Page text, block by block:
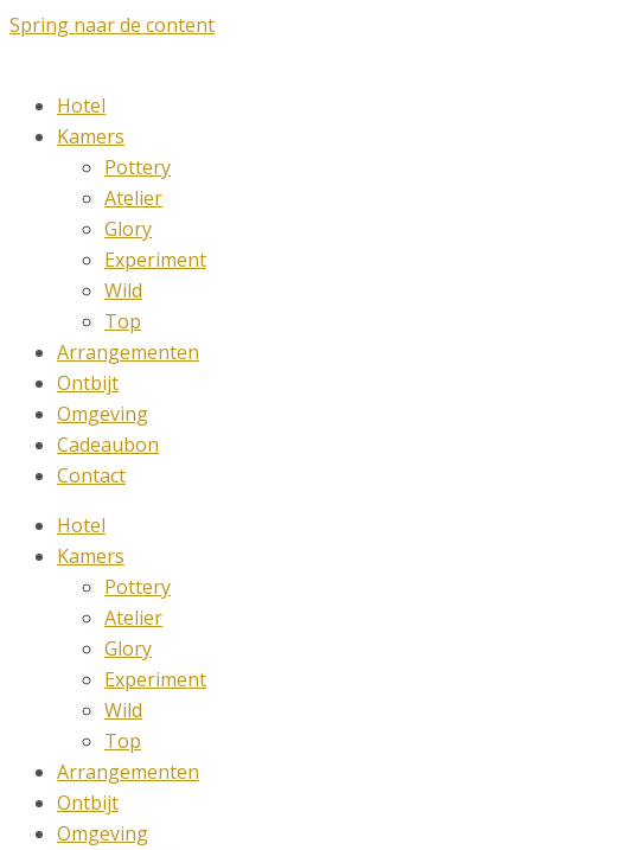
Spring naar de content
Hotel
Kamers
Pottery
Atelier
Glory
Experiment
Wild
Top
Arrangementen
Ontbijt
Omgeving
Cadeaubon
Contact
Hotel
Kamers
Pottery
Atelier
Glory
Experiment
Wild
Top
Arrangementen
Ontbijt
Omgeving